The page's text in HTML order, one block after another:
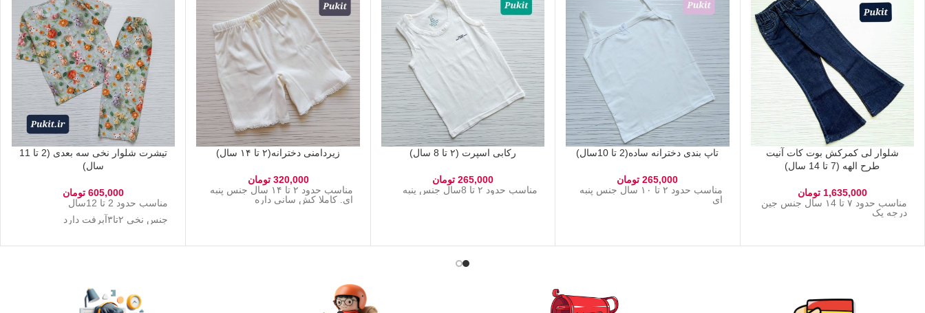
شلوار لی کمرکش بوت کات آنیت
طرح الهه (7 تا 14 سال)
1,635,000 تومان
مناسب حدود ۷ تا ۱4 سال جنس جین
درجه یک
تاپ بندی دخترانه ساده(2 تا 10سال)
265,000 تومان
مناسب حدود ۲ تا ۱۰ سال جنس پنبه
ای
رکابی اسپرت (۲ تا 8 سال)
265,000 تومان
مناسب حدود ۲ تا 8سال جنس پنبه
زیردامنی دخترانه(۲ تا ۱۴ سال)
320,000 تومان
مناسب حدود ۲ تا ۱۴ سال جنس پنبه
ای. کاملا کش سانی داره
تیشرت شلوار نخی سه بعدی (2 تا 11
سال)
605,000 تومان
مناسب حدود 2 تا 12سال
جنس نخی ۲تا۳آبرفت دارد